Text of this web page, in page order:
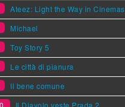
Ateez: Light the Way in Cinemas
Michael
Toy Story 5
Le città di pianura
Il bene comune